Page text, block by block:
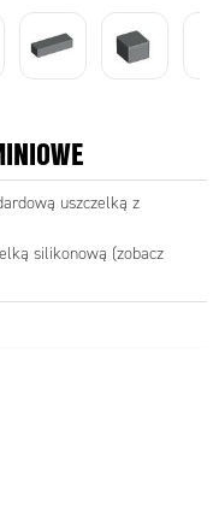
uszczelką z
silikonową (zobacz
częstotliwości
aluminiowych
HF.
dla łatwiejszego